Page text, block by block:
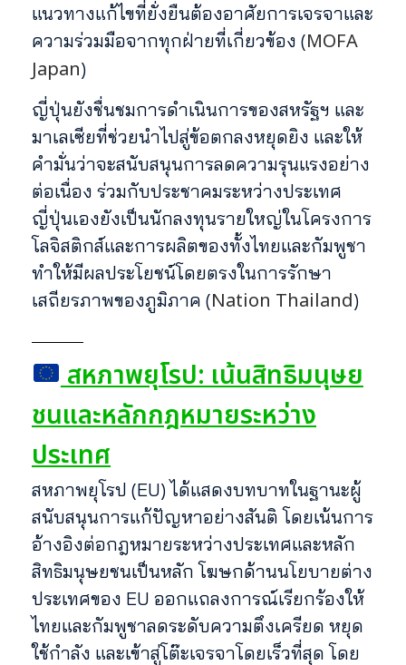
แนวทางแก้ไขที่ยั่งยืนต้องอาศัยการเจรจาและ
ความร่วมมือจากทุกฝ่ายที่เกี่ยวข้อง (MOFA
Japan)
ญี่ปุ่นยังชื่นชมการดำเนินการของสหรัฐฯ และ
มาเลเซียที่ช่วยนำไปสู่ข้อตกลงหยุดยิง และให้
คำมั่นว่าจะสนับสนุนการลดความรุนแรงอย่าง
ต่อเนื่อง ร่วมกับประชาคมระหว่างประเทศ
ญี่ปุ่นเองยังเป็นนักลงทุนรายใหญ่ในโครงการ
โลจิสติกส์และการผลิตของทั้งไทยและกัมพูชา
ทำให้มีผลประโยชน์โดยตรงในการรักษา
เสถียรภาพของภูมิภาค (Nation Thailand)
สหภาพยุโรป: เน้นสิทธิมนุษย
ชนและหลักกฎหมายระหว่าง
ประเทศ
สหภาพยุโรป (EU) ได้แสดงบทบาทในฐานะผู้
สนับสนุนการแก้ปัญหาอย่างสันติ โดยเน้นการ
อ้างอิงต่อกฎหมายระหว่างประเทศและหลัก
สิทธิมนุษยชนเป็นหลัก โฆษกด้านนโยบายต่าง
ประเทศของ EU ออกแถลงการณ์เรียกร้องให้
ไทยและกัมพูชาลดระดับความตึงเครียด หยุด
ใช้กำลัง และเข้าสู่โต๊ะเจรจาโดยเร็วที่สุด โดย